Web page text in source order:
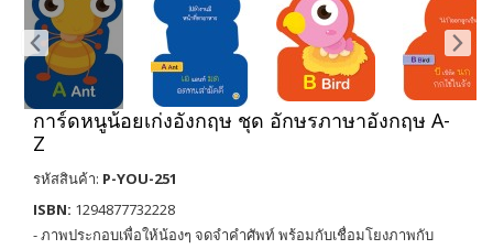
การ์ดหนูน้อยเก่งอังกฤษ ชุด อักษรภาษาอังกฤษ A-
Z
รหัสสินค้า: P-YOU-251
ISBN: 1294877732228
- ภาพประกอบเพื่อให้น้องๆ จดจำคำศัพท์ พร้อมกับเชื่อมโยงภาพกับ